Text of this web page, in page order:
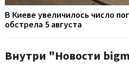
В Киеве увеличилось число
обстрела 5 августа
Внутри "Новости